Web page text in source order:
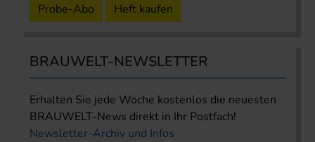
Probe-Abo Heft kaufen
BRAUWELT-NEWSLETTER
Erhalten Sie jede Woche kostenlos die neuesten
BRAUWELT-News direkt in Ihr Postfach!
Newsletter-Archiv und Infos